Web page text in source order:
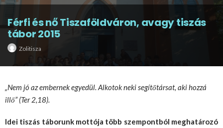
Férfi és nő Tiszaföldváron, avagy tiszás
tábor 2015
Zolitisza
„Nem jó az embernek egyedül. Alkotok neki segítőtársat, aki hozzá
illő” (Ter 2,18).
Idei tiszás táborunk mottója több szempontból meghatározó